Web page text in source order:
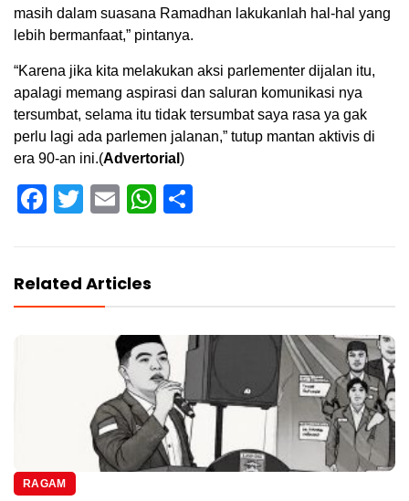
masih dalam suasana Ramadhan lakukanlah hal-hal yang
lebih bermanfaat,” pintanya.
“Karena jika kita melakukan aksi parlementer dijalan itu,
apalagi memang aspirasi dan saluran komunikasi nya
tersumbat, selama itu tidak tersumbat saya rasa ya gak
perlu lagi ada parlemen jalanan,” tutup mantan aktivis di
era 90-an ini.(Advertorial )
Facebook
Twitter
EmailWhatsApp
Related Articles
RAGAM